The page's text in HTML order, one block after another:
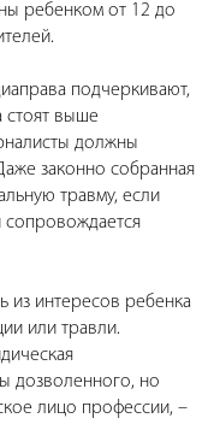
ребенком от 12 до
подчеркивают,
стоят выше
должны
законно собранная
травму, если
сопровождается
из интересов ребенка
или травли.
дозволенного, но
лицо профессии, –